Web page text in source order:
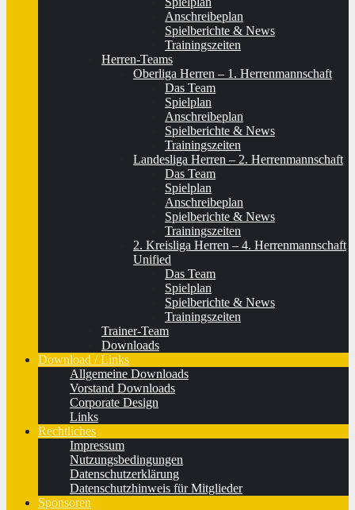
Anschreibeplan
Spielberichte & News
Trainingszeiten
Herren-Teams
Oberliga Herren – 1. Herrenmannschaft
Das Team
Spielplan
Anschreibeplan
Spielberichte & News
Trainingszeiten
Landesliga Herren – 2. Herrenmannschaft
Das Team
Spielplan
Anschreibeplan
Spielberichte & News
Trainingszeiten
2. Kreisliga Herren – 4. Herrenmannschaft
Unified
Das Team
Spielplan
Spielberichte & News
Trainingszeiten
Trainer-Team
Downloads
Download / Links
Allgemeine Downloads
Vorstand Downloads
Corporate Design
Links
Rechtliches
Impressum
Nutzungsbedingungen
Datenschutzerklärung
Datenschutzhinweis für Mitglieder
Sponsoren